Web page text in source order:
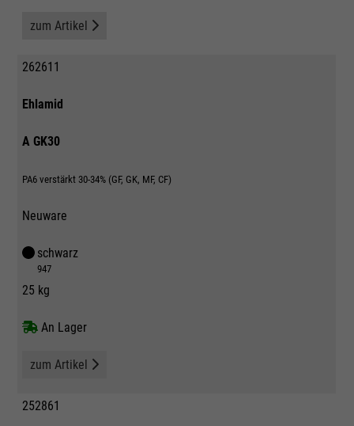
zum Artikel
262611
Ehlamid
A GK30
PA6 verstärkt 30-34% (GF, GK, MF, CF)
Neuware
schwarz
947
25 kg
An Lager
zum Artikel
252861